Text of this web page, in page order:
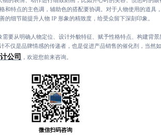
和特点的主色调，辅助色的搭配要协调。对于人物使用的道具
的细节能提升人物 IP 形象的精致度，给受众留下深刻印象。
需要从明确人物定位、设计外貌特征、赋予性格特点、构建背
不仅是品牌情感的传递者，也是促进产品销售的催化剂，当然
公司 ，欢迎您前来咨询。
微信扫码咨询